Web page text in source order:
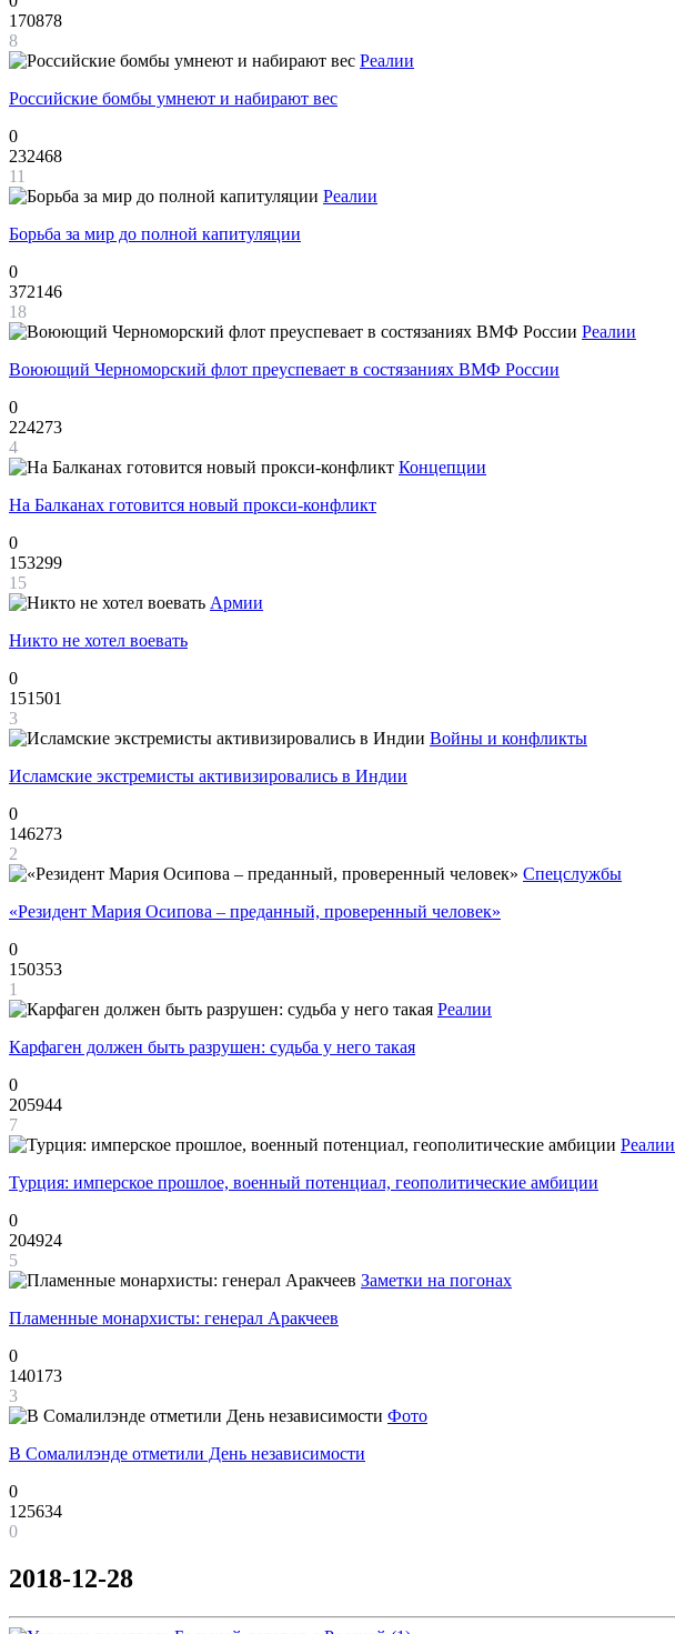
170878
8
Реалии
Российские бомбы умнеют и набирают вес
0
232468
11
Реалии
Борьба за мир до полной капитуляции
0
372146
18
Реалии
Воюющий Черноморский флот преуспевает в состязаниях ВМФ России
0
224273
4
Концепции
На Балканах готовится новый прокси-конфликт
0
153299
15
Армии
Никто не хотел воевать
0
151501
3
Войны и конфликты
Исламские экстремисты активизировались в Индии
0
146273
2
Спецслужбы
«Резидент Мария Осипова – преданный, проверенный человек»
0
150353
1
Реалии
Карфаген должен быть разрушен: судьба у него такая
0
205944
7
Реалии
Турция: имперское прошлое, военный потенциал, геополитические амбиции
0
204924
5
Заметки на погонах
Пламенные монархисты: генерал Аракчеев
0
140173
3
Фото
В Сомалилэнде отметили День независимости
0
125634
0
2018-12-28